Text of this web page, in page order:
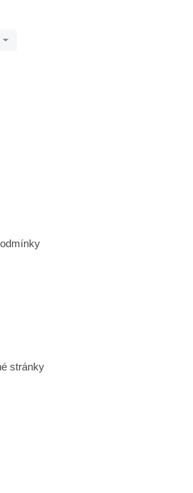
stránky